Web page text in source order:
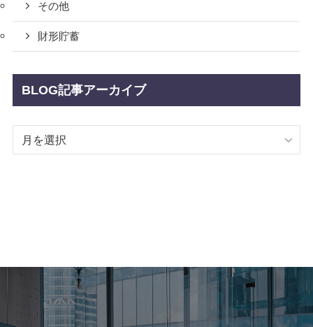
その他
財形貯蓄
BLOG記事アーカイブ
BLOG